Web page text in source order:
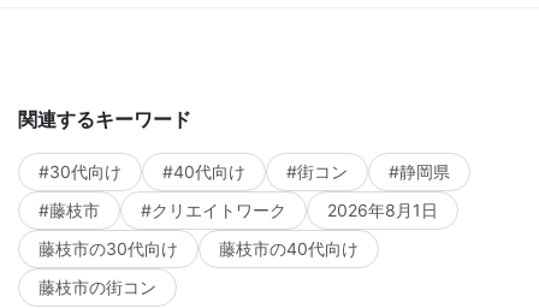
関連するキーワード
#30代向け #40代向け #街コン
#静岡県
#藤枝市
#クリエイトワーク
2026年8月1日
藤枝市の30代向け
藤枝市の40代向け
藤枝市の街コン